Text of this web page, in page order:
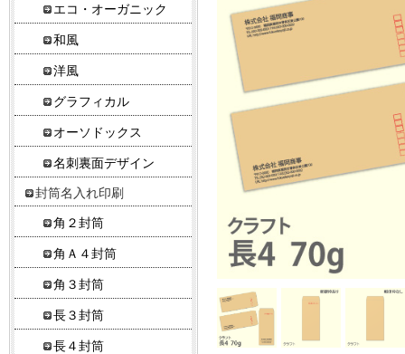
エコ・オーガニック
和風
洋風
グラフィカル
オーソドックス
名刺裏面デザイン
封筒名入れ印刷
角２封筒
角Ａ４封筒
角３封筒
長３封筒
長４封筒